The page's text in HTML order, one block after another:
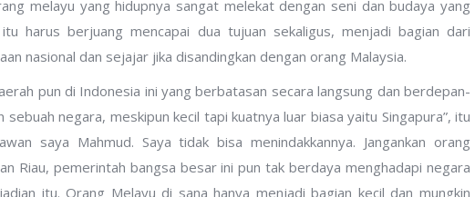
melayu yang hidupnya sangat melekat dengan seni dan budaya yang
harus berjuang mencapai dua tujuan sekaligus, menjadi bagian dari
nasional dan sejajar jika disandingkan dengan orang Malaysia.
pun di Indonesia ini yang berbatasan secara langsung dan berdepan-
sebuah negara, meskipun kecil tapi kuatnya luar biasa yaitu Singapura”, itu
saya Mahmud. Saya tidak bisa menindakkannya. Jangankan orang
Riau, pemerintah bangsa besar ini pun tak berdaya menghadapi negara
itu. Orang Melayu di sana hanya menjadi bagian kecil dan mungkin